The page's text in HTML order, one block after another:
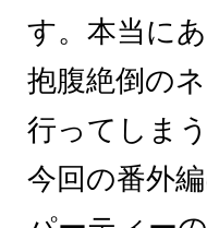
す。本当に
抱腹絶倒の
行ってしま
今回の番外